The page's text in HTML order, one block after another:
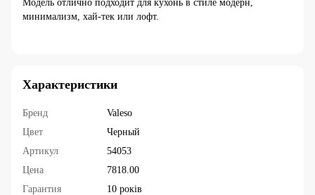
Модель отлично подходит для кухонь в стиле модерн,
минимализм, хай-тек или лофт.
Характеристики
Бренд
Valeso
Цвет
Черный
Артикул
54053
Цена
7818.00
Гарантия
10 років